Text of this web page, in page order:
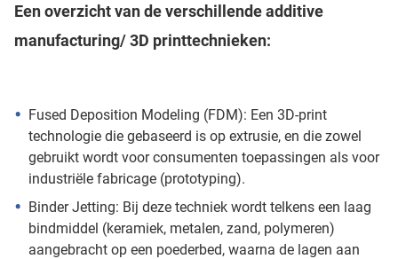
Een overzicht van de verschillende additive
manufacturing/ 3D printtechnieken:
Fused Deposition Modeling (FDM): Een 3D-print
technologie die gebaseerd is op extrusie, en die zowel
gebruikt wordt voor consumenten toepassingen als voor
industriële fabricage (prototyping).
Binder Jetting: Bij deze techniek wordt telkens een laag
bindmiddel (keramiek, metalen, zand, polymeren)
aangebracht op een poederbed, waarna de lagen aan